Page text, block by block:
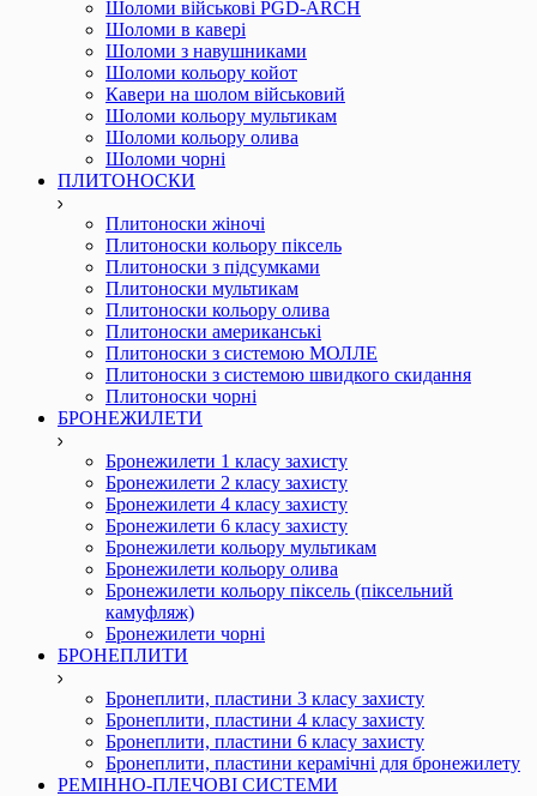
Шоломи військові PGD-ARCH
Шоломи в кавері
Шоломи з навушниками
Шоломи кольору койот
Кавери на шолом військовий
Шоломи кольору мультикам
Шоломи кольору олива
Шоломи чорні
ПЛИТОНОСКИ
Плитоноски жіночі
Плитоноски кольору піксель
Плитоноски з підсумками
Плитоноски мультикам
Плитоноски кольору олива
Плитоноски американські
Плитоноски з системою МОЛЛЕ
Плитоноски з системою швидкого скидання
Плитоноски чорні
БРОНЕЖИЛЕТИ
Бронежилети 1 класу захисту
Бронежилети 2 класу захисту
Бронежилети 4 класу захисту
Бронежилети 6 класу захисту
Бронежилети кольору мультикам
Бронежилети кольору олива
Бронежилети кольору піксель (піксельний
камуфляж)
Бронежилети чорні
БРОНЕПЛИТИ
Бронеплити, пластини 3 класу захисту
Бронеплити, пластини 4 класу захисту
Бронеплити, пластини 6 класу захисту
Бронеплити, пластини керамічні для бронежилету
РЕМІННО-ПЛЕЧОВІ СИСТЕМИ